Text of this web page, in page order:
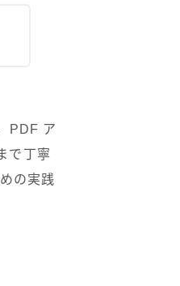
PDF ア
で丁寧
の実践